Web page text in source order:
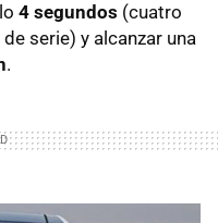
4 segundos (cuatro
serie) y alcanzar una
.